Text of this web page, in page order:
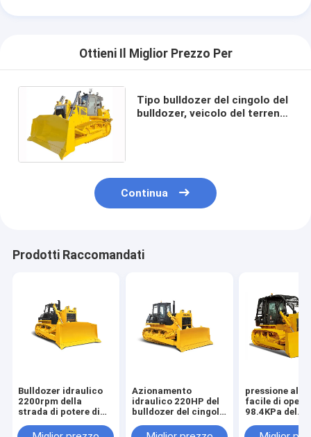
Ottieni Il Miglior Prezzo Per
Tipo bulldozer del cingolo del
bulldozer, veicolo del terreno
Continua
Prodotti Raccomandati
Bulldozer idraulico
2200rpm della
strada di potere di
130 del cingolo
Azionamento
idraulico 220HP del
bulldozer del cingolo
operativo da 23,6
pressione al
facile di
98.4KPa del
costruzione